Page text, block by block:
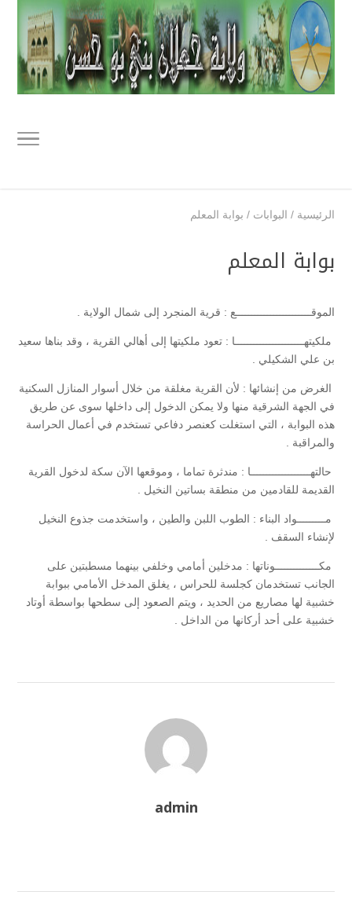
الرئيسية / البوابات / بوابة المعلم
بوابة المعلم
الموقــــــــــــــــــــــــع : قرية المنجرد إلى شمال الولاية .
ملكيتهــــــــــــــــــــــا : تعود ملكيتها إلى أهالي القرية ، وقد بناها سعيد
بن علي الشكيلي .
الغرض من إنشائها : لأن القرية مغلقة من خلال أسوار المنازل السكنية
في الجهة الشرقية منها ولا يمكن الدخول إلى داخلها سوى عن طريق
هذه البوابة ، التي استغلت كعنصر دفاعي تستخدم في أعمال الحراسة
والمراقبة .
حالتهـــــــــــــــــــا : مندثرة تماما ، وموقعها الآن سكة لدخول القرية
القديمة للقادمين من منطقة بساتين النخيل .
مـــــــــواد البناء : الطوب اللبن والطين ، واستخدمت جذوع النخيل
لإنشاء السقف .
مكــــــــــــــوناتها : مدخلين أمامي وخلفي بينهما مسطبتين على
الجانب تستخدمان كجلسة للحراس ، يغلق المدخل الأمامي ببوابة
خشبية لها مصاريع من الحديد ، ويتم الصعود إلى سطحها بواسطة أوتاد
خشبية على أحد أركانها من الداخل .
admin